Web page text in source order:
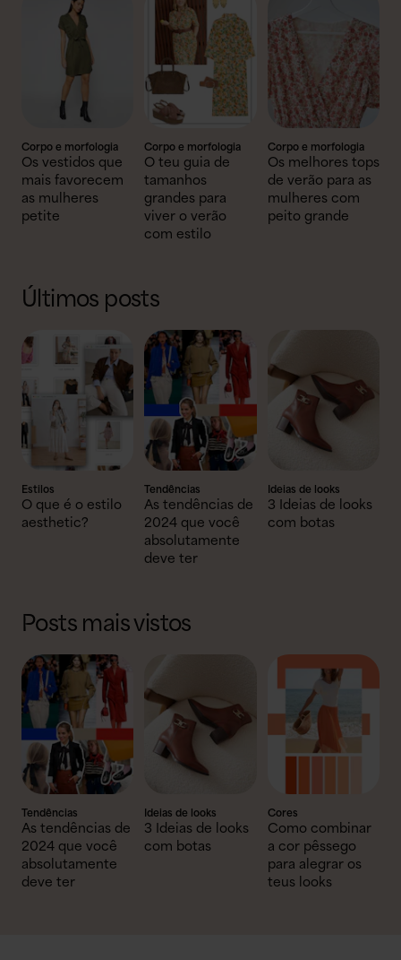
Corpo e morfologia
Os vestidos que
mais favorecem
as mulheres
petite
Corpo e morfologia
O teu guia de
tamanhos
grandes para
viver o verão
com estilo
Corpo e morfologia
Os melhores tops
de verão para as
mulheres com
peito grande
Últimos posts
Estilos
O que é o estilo
aesthetic?
Tendências
As tendências de
2024 que você
absolutamente
deve ter
Ideias de looks
3 Ideias de looks
com botas
Posts mais vistos
Tendências
As tendências de
2024 que você
absolutamente
deve ter
Ideias de looks
3 Ideias de looks
com botas
Cores
Como combinar
a cor pêssego
para alegrar os
teus looks